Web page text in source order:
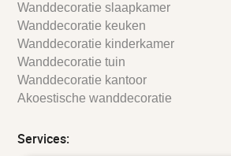
Wanddecoratie slaapkamer
Wanddecoratie keuken
Wanddecoratie kinderkamer
Wanddecoratie tuin
Wanddecoratie kantoor
Akoestische wanddecoratie
Services: